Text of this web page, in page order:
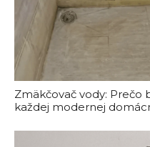
Zmäkčovač vody:
každej modernej